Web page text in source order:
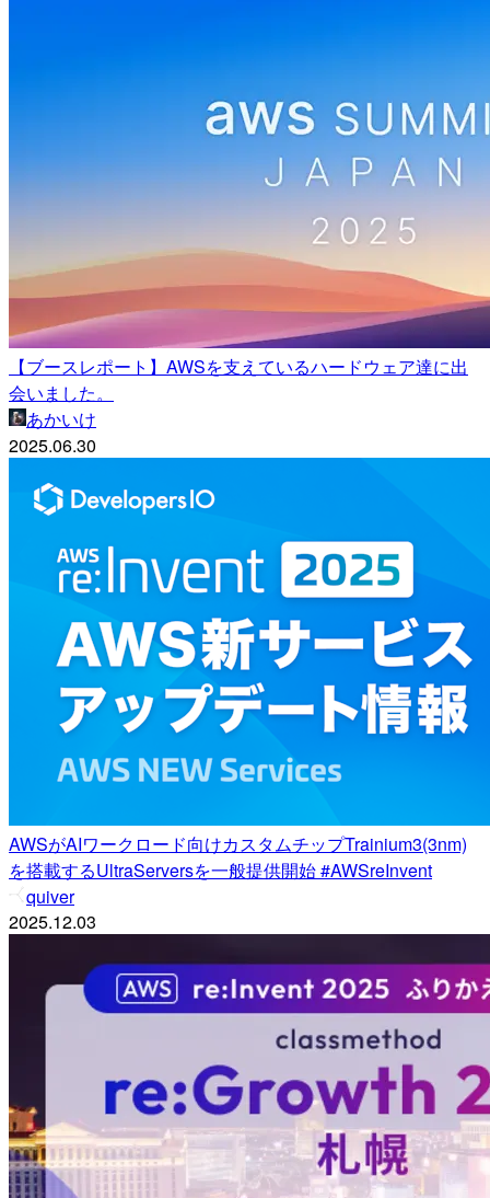
【ブースレポート】AWSを支えているハードウェア達に出
会いました。
あかいけ
2025.06.30
AWSがAIワークロード向けカスタムチップTrainium3(3nm)
を搭載するUltraServersを一般提供開始 #AWSreInvent
quiver
2025.12.03